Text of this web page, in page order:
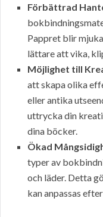
Förbättrad
Pappret blir
lättare att vika,
Möjlighet till
att skapa olika
eller antika
uttrycka din
dina böcker.
Ökad
typer av
och läder. Detta
kan anpassas